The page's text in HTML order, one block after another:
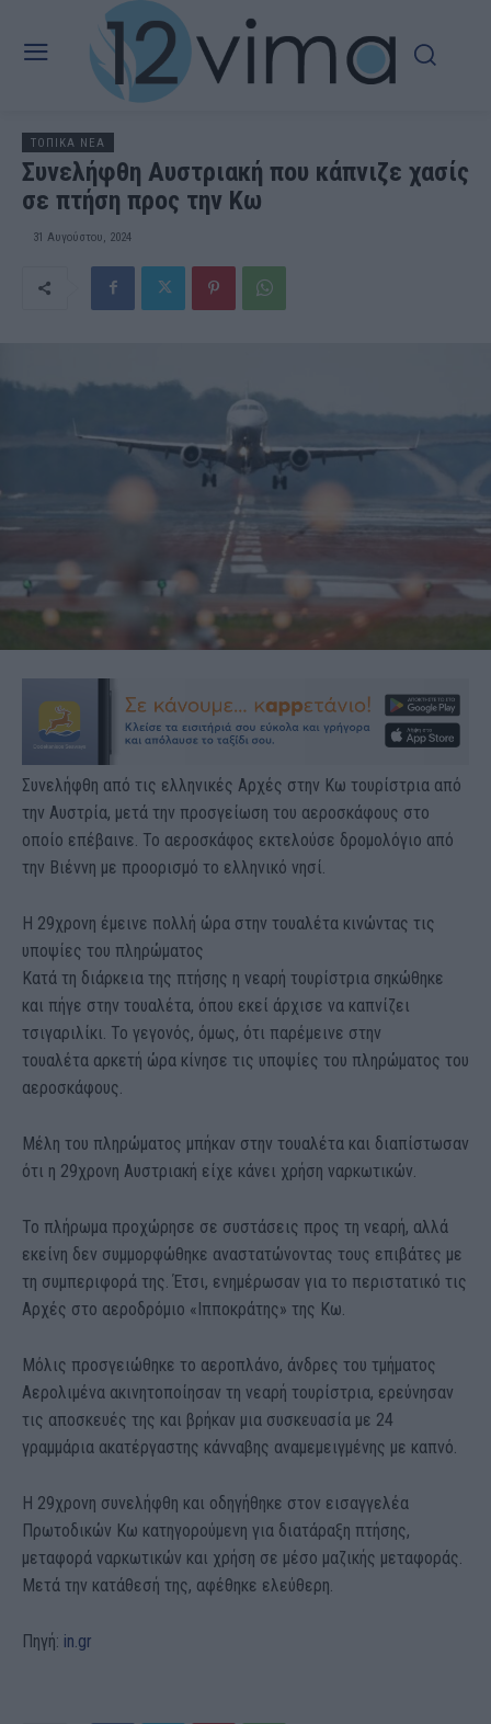
ΤΟΠΙΚΑ ΝΕΑ
Συνελήφθη Αυστριακή που κάπνιζε χασίς
σε πτήση προς την Κω
31 Αυγούστου, 2024
Συνελήφθη από τις ελληνικές Αρχές στην Κω τουρίστρια από
την Αυστρία, μετά την προσγείωση του αεροσκάφους στο
οποίο επέβαινε. Το αεροσκάφος εκτελούσε δρομολόγιο από
την Βιέννη με προορισμό το ελληνικό νησί.
Η 29χρονη έμεινε πολλή ώρα στην τουαλέτα κινώντας τις
υποψίες του πληρώματος
Κατά τη διάρκεια της πτήσης η νεαρή τουρίστρια σηκώθηκε
και πήγε στην τουαλέτα, όπου εκεί άρχισε να καπνίζει
τσιγαριλίκι. Το γεγονός, όμως, ότι παρέμεινε στην
τουαλέτα αρκετή ώρα κίνησε τις υποψίες του πληρώματος του
αεροσκάφους.
Μέλη του πληρώματος μπήκαν στην τουαλέτα και διαπίστωσαν
ότι η 29χρονη Αυστριακή είχε κάνει χρήση ναρκωτικών.
Το πλήρωμα προχώρησε σε συστάσεις προς τη νεαρή, αλλά
εκείνη δεν συμμορφώθηκε αναστατώνοντας τους επιβάτες με
τη συμπεριφορά της. Έτσι, ενημέρωσαν για το περιστατικό τις
Αρχές στο αεροδρόμιο «Ιπποκράτης» της Κω.
Μόλις προσγειώθηκε το αεροπλάνο, άνδρες του τμήματος
Αερολιμένα ακινητοποίησαν τη νεαρή τουρίστρια, ερεύνησαν
τις αποσκευές της και βρήκαν μια συσκευασία με 24
γραμμάρια ακατέργαστης κάνναβης αναμεμειγμένης με καπνό.
Η 29χρονη συνελήφθη και οδηγήθηκε στον εισαγγελέα
Πρωτοδικών Κω κατηγορούμενη για διατάραξη πτήσης,
μεταφορά ναρκωτικών και χρήση σε μέσο μαζικής μεταφοράς.
Μετά την κατάθεσή της, αφέθηκε ελεύθερη.
Πηγή: in.gr